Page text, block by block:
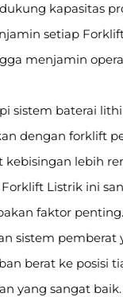
kapasitas
setiap
menjamin
sistem baterai
dengan forklift
lebih
Listrik ini
faktor penting.
sistem
berat ke posisi
yang sangat